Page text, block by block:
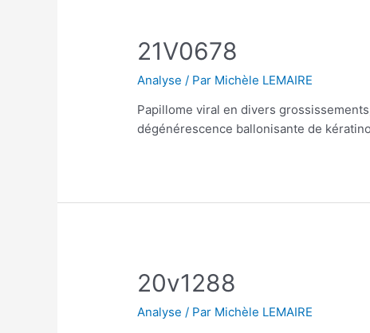
21V0678
Analyse / Par Michèle LEMAIRE
Papillome viral en divers
dégénérescence ballonisante de
20v1288
Analyse / Par Michèle LEMAIRE